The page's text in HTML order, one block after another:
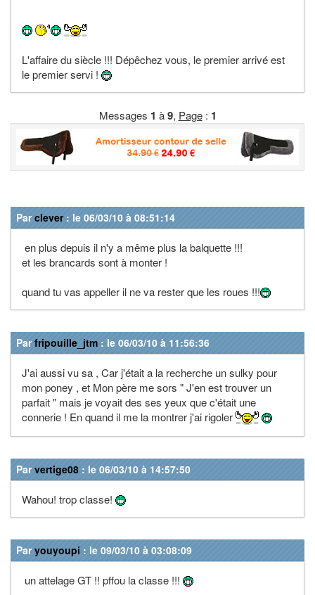
L'affaire du siècle !!! Dépêchez vous, le premier arrivé est
le premier servi !
Messages 1 à9, Page: 1
Parclever: le 06/03/10 à 08:51:14
en plus depuis il n'y a même plus la balquette !!!
et les brancards sont à monter !
quand tu vas appeller il ne va rester que les roues !!!
Parfripouille_jtm : le 06/03/10 à 11:56:36
J'ai aussi vu sa , Car j'était a la recherche un sulky pour
mon poney , et Mon père me sors " J'en est trouver un
parfait " mais je voyait des ses yeux que c'était une
connerie ! En quand il me la montrer j'ai rigoler
Parvertige08 : le 06/03/10 à 14:57:50
Wahou! trop classe!
Paryouyoupi : le 09/03/10 à 03:08:09
un attelage GT !! pffou la classe !!!